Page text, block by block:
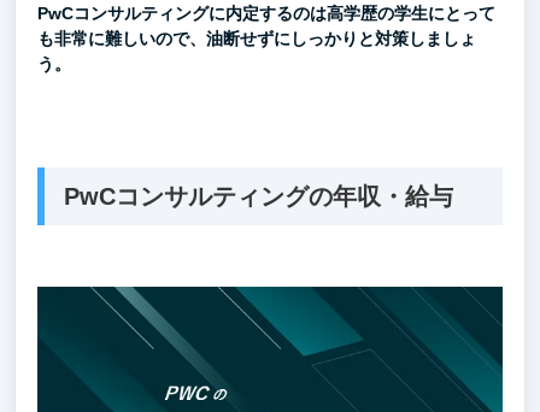
PwCコンサルティングに内定するのは高学歴の学生にとって
も非常に難しいので、油断せずにしっかりと対策しましょ
う。
PwCコンサルティングの年収・給与